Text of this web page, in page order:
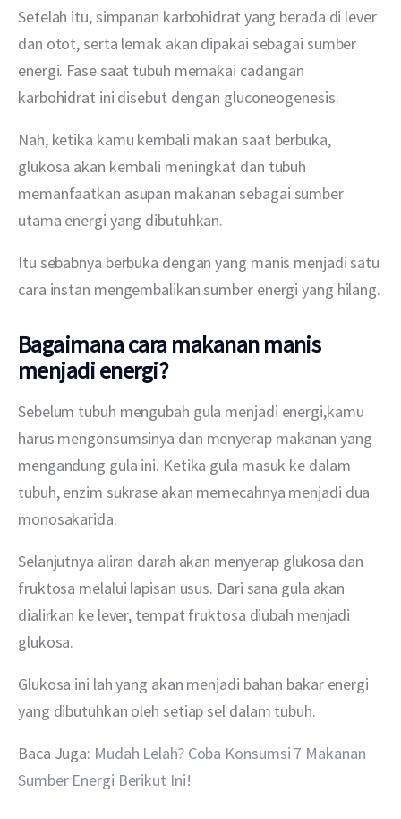
Setelah itu, simpanan karbohidrat yang berada di lever
dan otot, serta lemak akan dipakai sebagai sumber
energi. Fase saat tubuh memakai cadangan
karbohidrat ini disebut dengan gluconeogenesis.
Nah, ketika kamu kembali makan saat berbuka,
glukosa akan kembali meningkat dan tubuh
memanfaatkan asupan makanan sebagai sumber
utama energi yang dibutuhkan.
Itu sebabnya berbuka dengan yang manis menjadi satu
cara instan mengembalikan sumber energi yang hilang.
Bagaimana cara makanan manis
menjadi energi?
Sebelum tubuh mengubah gula menjadi energi,kamu
harus mengonsumsinya dan menyerap makanan yang
mengandung gula ini. Ketika gula masuk ke dalam
tubuh, enzim sukrase akan memecahnya menjadi dua
monosakarida.
Selanjutnya aliran darah akan menyerap glukosa dan
fruktosa melalui lapisan usus. Dari sana gula akan
dialirkan ke lever, tempat fruktosa diubah menjadi
glukosa.
Glukosa ini lah yang akan menjadi bahan bakar energi
yang dibutuhkan oleh setiap sel dalam tubuh.
Baca Juga: Mudah Lelah? Coba Konsumsi 7 Makanan
Sumber Energi Berikut Ini!